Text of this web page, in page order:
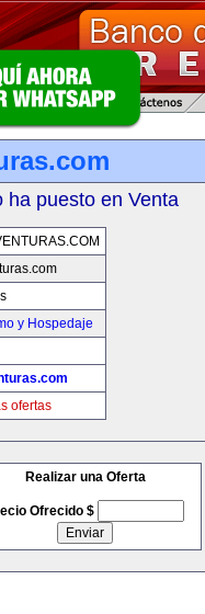
ha puesto en Venta
y Hospedaje
ofertas
Realizar una Oferta
Ofrecido $